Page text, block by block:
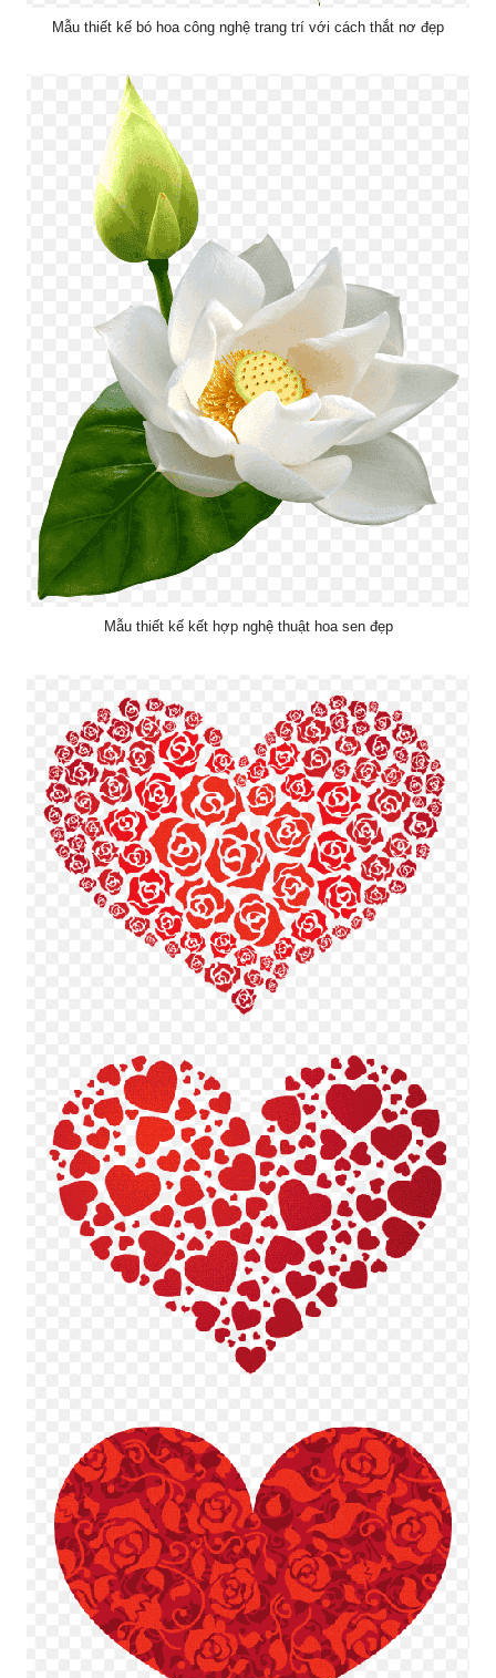
Mẫu thiết kế bó hoa công nghệ trang trí với cách thắt nơ đẹp
Mẫu thiết kế kết hợp nghệ thuật hoa sen đẹp